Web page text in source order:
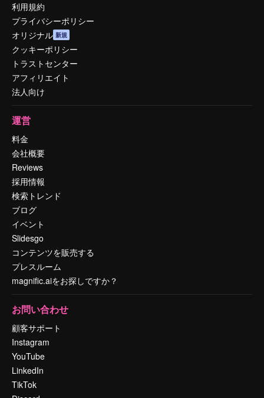
利用規約
プライバシーポリシー
オリジナル 新規
クッキーポリシー
トラストセンター
アフィリエイト
法人向け
運営
料金
会社概要
Reviews
採用情報
検索トレンド
ブログ
イベント
Slidesgo
コンテンツを販売する
プレスルーム
magnific.aiをお探しですか？
お問い合わせ
顧客サポート
Instagram
YouTube
LinkedIn
TikTok